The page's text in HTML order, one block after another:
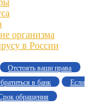
организма
в России
Отстоять ваши права
в банк
Если
обращения